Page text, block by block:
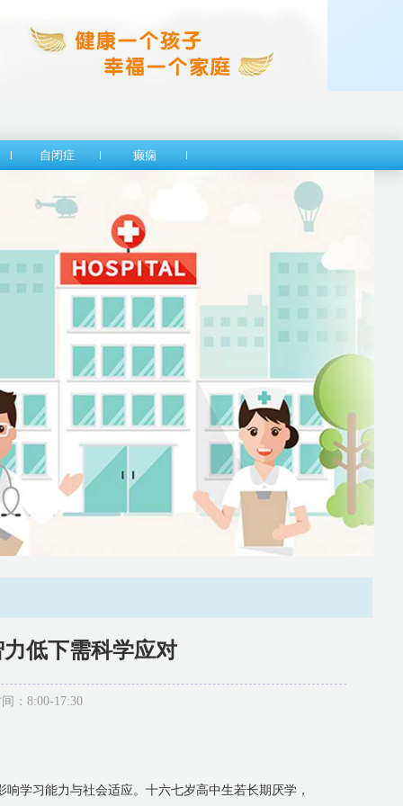
自闭症 癫痫
低下需科学应对
：8:00-17:30
学习能力与社会适应。十六七岁高中生若长期厌学，